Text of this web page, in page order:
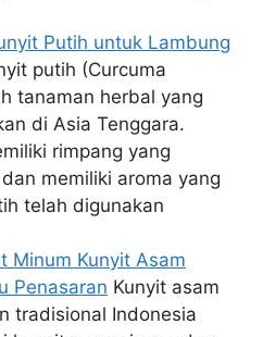
Putih untuk Lambung
putih (Curcuma
tanaman herbal yang
di Asia Tenggara.
rimpang yang
memiliki aroma yang
telah digunakan
Minum Kunyit Asam
Penasaran Kunyit asam
tradisional Indonesia